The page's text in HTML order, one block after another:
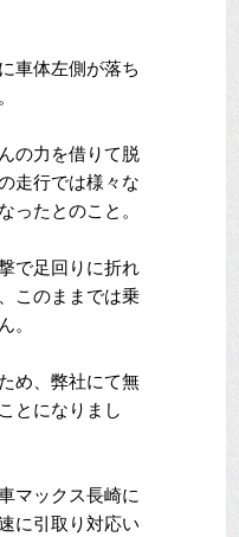
車体左側が落ち
の力を借りて脱
走行では様々な
ったとのこと。
で足回りに折れ
このままでは乗
。
め、弊社にて無
とになりまし
マックス長崎に
に引取り対応い